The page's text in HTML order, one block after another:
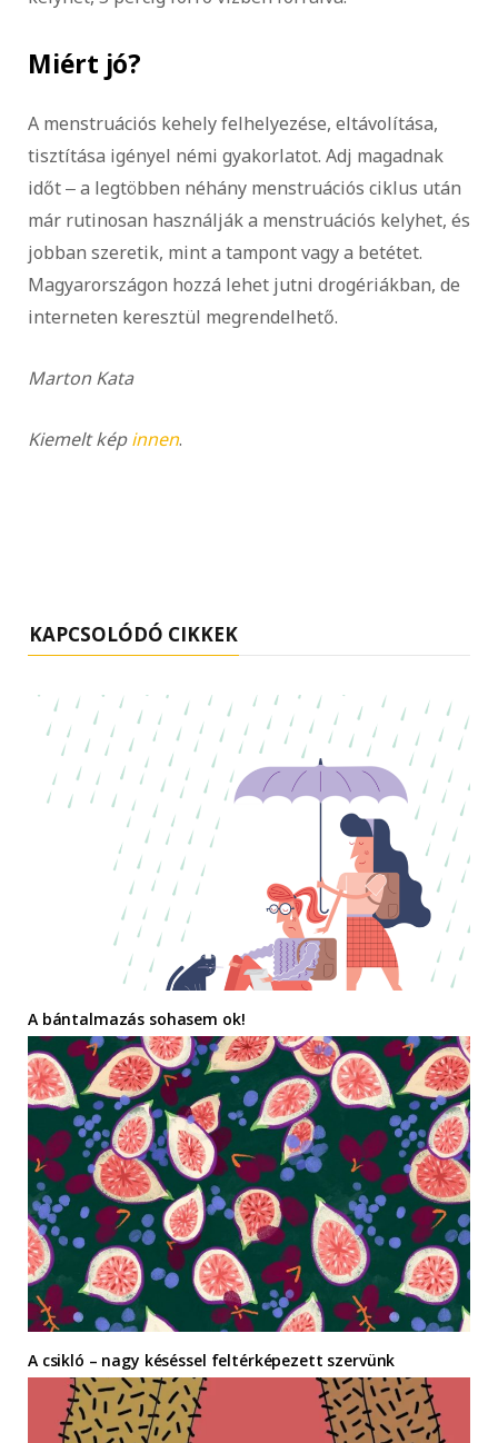
Miért jó?
A menstruációs kehely felhelyezése, eltávolítása,
tisztítása igényel némi gyakorlatot. Adj magadnak
időt ‒ a legtöbben néhány menstruációs ciklus után
már rutinosan használják a menstruációs kelyhet, és
jobban szeretik, mint a tampont vagy a betétet.
Magyarországon hozzá lehet jutni drogériákban, de
interneten keresztül megrendelhető.
Marton Kata
Kiemelt képinnen.
KAPCSOLÓDÓ CIKKEK
A bántalmazás sohasem ok!
A csikló – nagy késéssel feltérképezett szervünk